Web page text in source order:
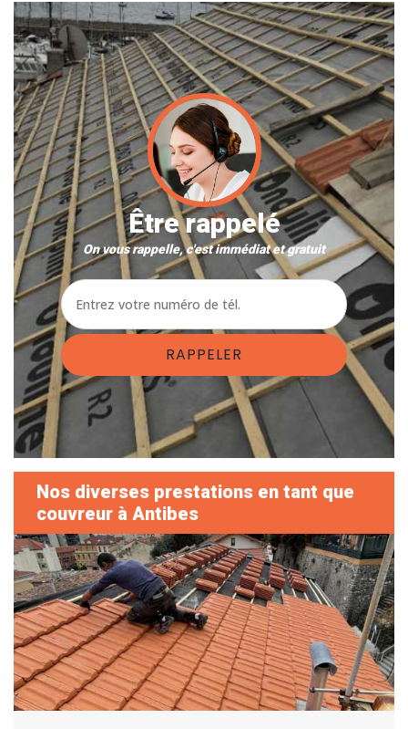
Être rappelé
On vous rappelle, c'est immédiat et gratuit
Nos diverses prestations en tant que
couvreur à Antibes